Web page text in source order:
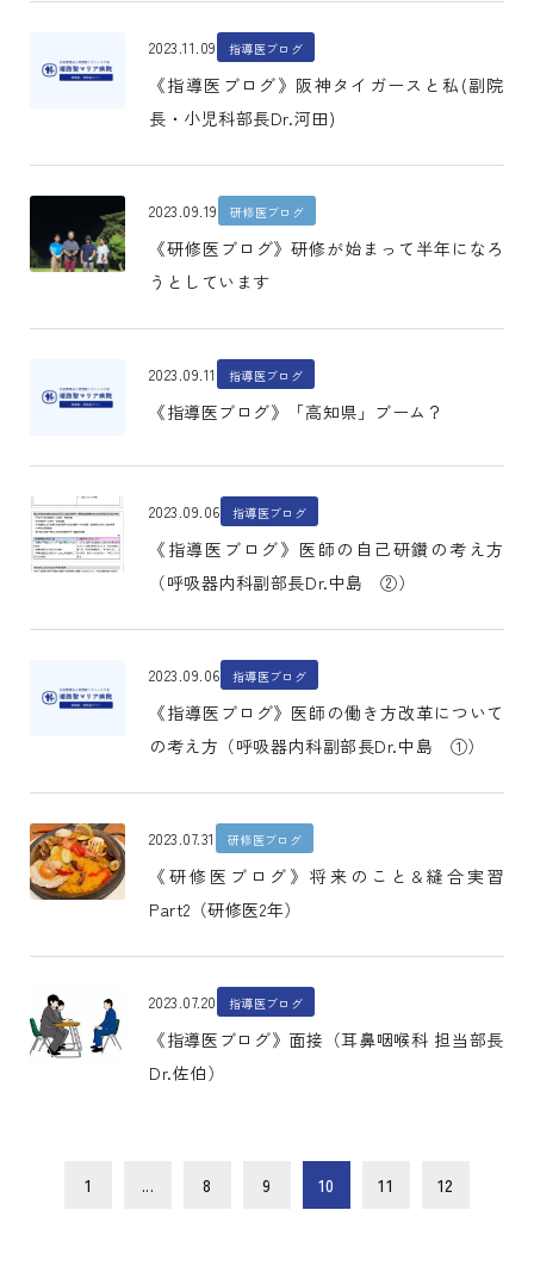
2023.11.09 指導医ブログ
《指導医ブログ》阪神タイガースと私(副院
長・小児科部長Dr.河田)
2023.09.19 研修医ブログ
《研修医ブログ》研修が始まって半年になろ
うとしています
2023.09.11 指導医ブログ
《指導医ブログ》「高知県」ブーム？
2023.09.06 指導医ブログ
《指導医ブログ》医師の自己研鑽の考え方
（呼吸器内科副部長Dr.中島 ②）
2023.09.06 指導医ブログ
《指導医ブログ》医師の働き方改革について
の考え方（呼吸器内科副部長Dr.中島 ①）
2023.07.31 研修医ブログ
《研修医ブログ》将来のこと&縫合実習
Part2（研修医2年）
2023.07.20 指導医ブログ
《指導医ブログ》面接（耳鼻咽喉科 担当部長
Dr.佐伯）
1 ... 8 9 10 11 12